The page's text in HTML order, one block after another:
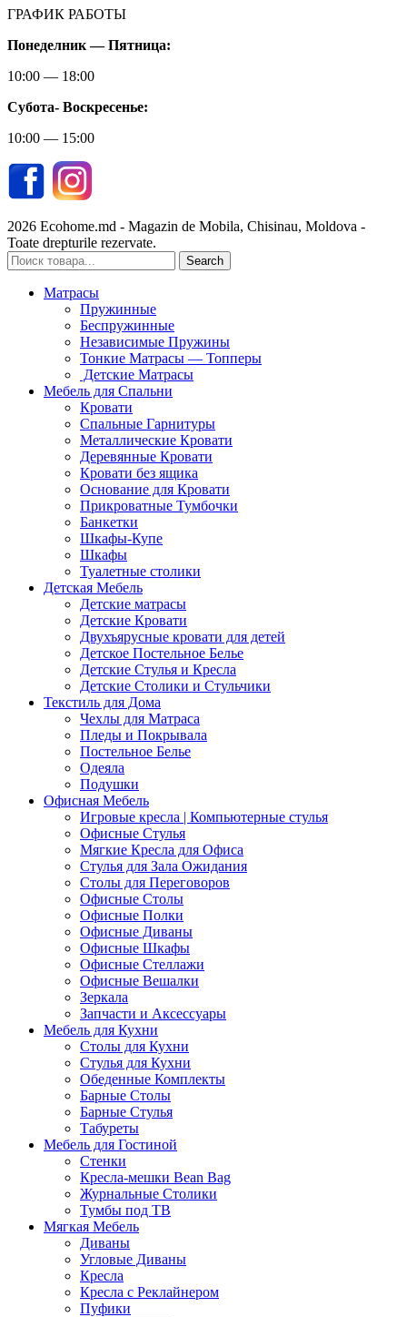
ГРАФИК РАБОТЫ
Понеделник — Пятница:
10:00 — 18:00
Субота- Воскресенье:
10:00 — 15:00
2026 Ecohome.md - Magazin de Mobila, Chisinau, Moldova -
Toate drepturile rezervate.
Search
Матрасы
Пружинные
Беспружинные
Независимые Пружины
Тонкие Матрасы — Топперы
Детские Матрасы
Мебель для Спальни
Кровати
Спальные Гарнитуры
Металлические Кровати
Деревянные Кровати
Кровати без ящика
Основание для Кровати
Прикроватные Тумбочки
Банкетки
Шкафы-Купе
Шкафы
Туалетные столики
Детская Мебель
Детские матрасы
Детские Кровати
Двухъярусные кровати для детей
Детское Постельное Белье
Детские Стулья и Кресла
Детские Столики и Стульчики
Текстиль для Дома
Чехлы для Матраса
Пледы и Покрывала
Постельное Белье
Одеяла
Подушки
Офисная Мебель
Игровые кресла | Компьютерные стулья
Офисные Стулья
Мягкие Кресла для Офиса
Стулья для Зала Ожидания
Столы для Переговоров
Офисные Столы
Офисные Полки
Офисные Диваны
Офисные Шкафы
Офисные Стеллажи
Офисные Вешалки
Зеркала
Запчасти и Аксессуары
Мебель для Кухни
Столы для Кухни
Стулья для Кухни
Обеденные Комплекты
Барные Столы
Барные Стулья
Табуреты
Мебель для Гостиной
Стенки
Кресла-мешки Bean Bag
Журнальные Столики
Тумбы под ТВ
Мягкая Мебель
Диваны
Угловые Диваны
Кресла
Кресла с Реклайнером
Пуфики